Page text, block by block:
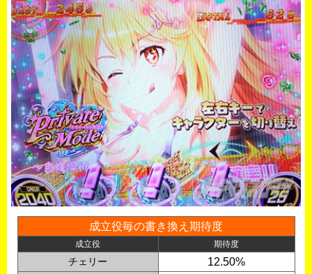
成立役毎の書き換え期待度
成立役 期待度
チェリー 12.50%